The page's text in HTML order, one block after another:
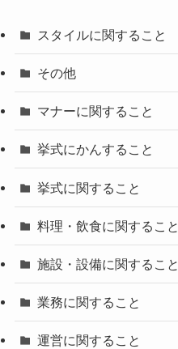
スタイルに関すること
その他
マナーに関すること
挙式にかんすること
挙式に関すること
料理・飲食に関すること
施設・設備に関すること
業務に関すること
運営に関すること